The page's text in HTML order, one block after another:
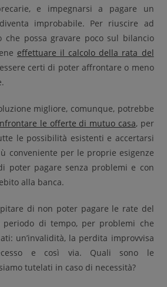
e impegnarsi a pagare un
improbabile. Per riuscire ad
che possa gravare poco sul bilancio
effettuare il calcolo della rata del
certi di poter affrontare o meno
migliore, comunque, potrebbe
le offerte di mutuo casa, per
le possibilità esistenti e accertarsi
conveniente per le proprie esigenze
poter pagare senza problemi e con
alla banca.
di non poter pagare le rate del
di tempo, per problemi che
un’invalidità, la perdita improvvisa
e così via. Quali sono le
tutelati in caso di necessità?